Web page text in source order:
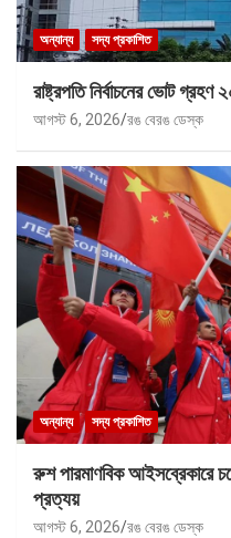
অন্যান্য সদ্য প্রকাশিত
রাষ্ট্রপতি নির্বাচনের ভোট
আগস্ট 6, 2026 রঙ বেরঙ ডেস্ক
অন্যান্য সদ্য প্রকাশিত
রুশ পারমাণবিক আইসব্রেকারে
প্রত্যয়
আগস্ট 6, 2026 রঙ বেরঙ ডেস্ক